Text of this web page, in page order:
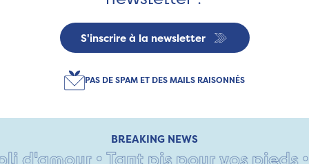
S'inscrire à la newsletter
PAS DE SPAM ET DES MAILS RAISONNÉS
BREAKING NEWS
• Tant pis pour vos pieds •Si